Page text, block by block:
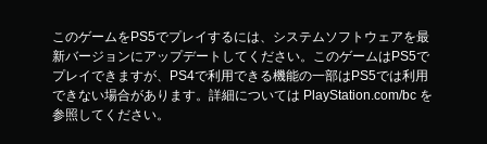
このゲームをPS5でプレイするには、システムソフトウェアを最
新バージョンにアップデートしてください。このゲームはPS5で
プレイできますが、PS4で利用できる機能の一部はPS5では利用
できない場合があります。詳細については PlayStation.com/bc を
参照してください。